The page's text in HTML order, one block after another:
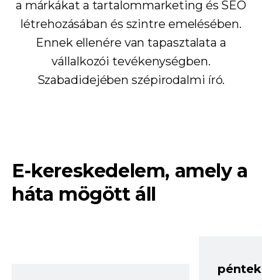
a márkákat a tartalommarketing és SEO
létrehozásában és szintre emelésében.
Ennek ellenére van tapasztalata a
vállalkozói tevékenységben.
Szabadidejében szépirodalmi író.
E-kereskedelem, amely a
háta mögött áll